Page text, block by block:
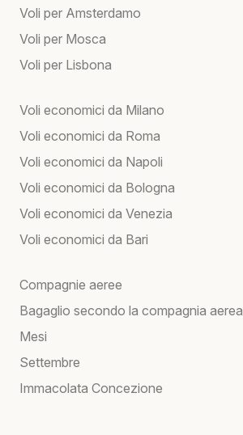
Voli per Amsterdamo
Voli per Mosca
Voli per Lisbona
Voli economici da Milano
Voli economici da Roma
Voli economici da Napoli
Voli economici da Bologna
Voli economici da Venezia
Voli economici da Bari
Compagnie aeree
Bagaglio secondo la compagnia aerea
Mesi
Settembre
Immacolata Concezione